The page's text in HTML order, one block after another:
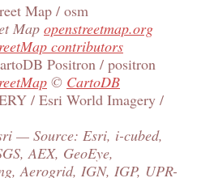
Map / osm
Map openstreetmap.org
contributors
Positron / positron
© CartoDB
/ Esri World Imagery /
— Source: Esri, i-cubed,
AEX, GeoEye,
Aerogrid, IGN, IGP, UPR-